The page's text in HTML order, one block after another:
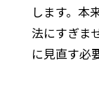
します。本
法にすぎま
に見直す必